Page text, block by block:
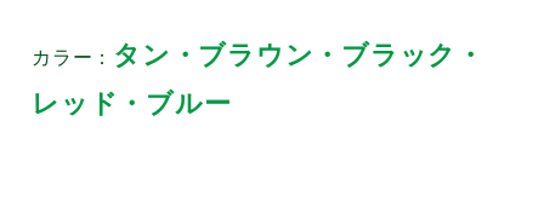
カラー： タン・ブラウン ・ブラック・
レッド・ブルー